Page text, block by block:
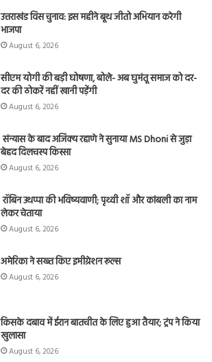
उत्तराखंड विस चुनाव: इस महीने बूथ जीतो अभियान करेगी
भाजपा
August 6, 2026
सीएम योगी की बड़ी घोषणा, बोले- अब घुमंतू समाज को दर-
दर की ठोकरें नहीं खानी पड़ेंगी
August 6, 2026
संन्यास के बाद अजिंक्‍य रहाणे ने सुनाया MS Dhoni से जुड़ा
बेहद दिलचस्प किस्सा
August 6, 2026
रॉबिन उथप्पा की भविष्यवाणी; पृथ्वी शॉ और कांबली का नाम
लेकर चेताया
August 6, 2026
अमेरिका ने सख्त किए इमीग्रेशन रूल्स
August 6, 2026
किसके दबाव में ईरान बातचीत के लिए हुआ तैयार; ट्रंप ने किया
खुलासा
August 6, 2026